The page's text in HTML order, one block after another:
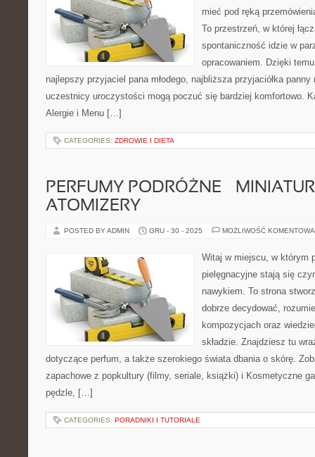
mieć pod ręką
To przestrzeń, w której
spontaniczność idzie w
opracowaniem. Dzięki
najlepszy przyjaciel pana młodego, najbliższa przyjaciółka panny
uczestnicy uroczystości mogą poczuć się bardziej komfortowo.
Alergie i Menu […]
CATEGORIES: ZDROWIE I DIETA
PERFUMY PODRÓŻNE –
ATOMIZERY
POSTED BY ADMIN GRU - 30 - 2025 MOŻLIWOŚĆ
Witaj w miejscu, w którym
pielęgnacyjne stają się
nawykiem. To strona
dobrze decydować,
kompozycjach oraz
składzie. Znajdziesz tu
dotyczące perfum, a także szerokiego świata dbania o skórę.
zapachowe z popkultury (filmy, seriale, książki) i Kosmetyczne
pędzle, […]
CATEGORIES: PORADNIKI I TUTORIALE